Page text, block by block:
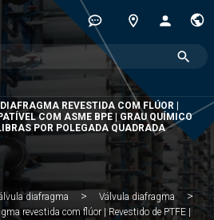
REVESTIDA COM FLÚOR |
COM ASME BPE | GRAU QUÍMICO
POR POLEGADA QUADRADA
diafragma
Válvula diafragma
revestida com flúor | Revestido de PTFE |